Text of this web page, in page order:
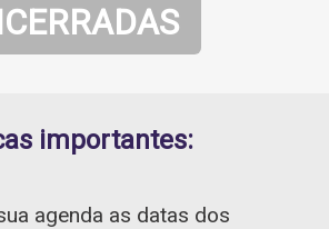
importantes:
agenda as datas dos